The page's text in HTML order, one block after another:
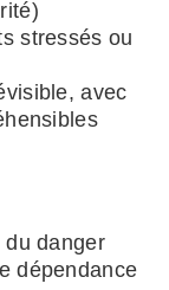
stressés ou
avec
danger
dépendance